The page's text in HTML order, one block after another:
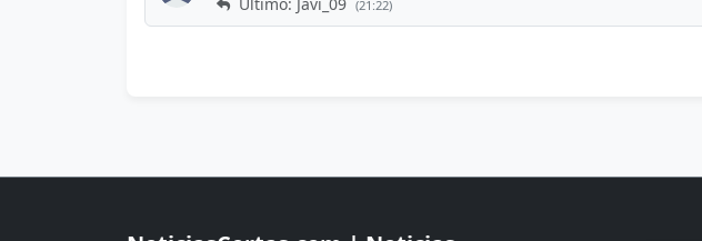
(21:22)